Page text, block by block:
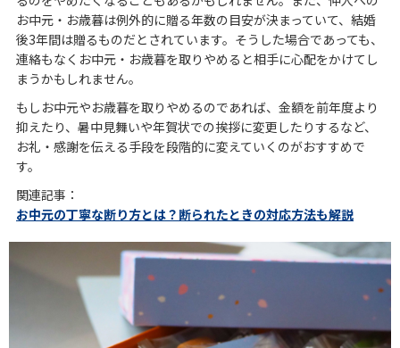
お中元・お歳暮は例外的に贈る年数の目安が決まっていて、結婚
後3年間は贈るものだとされています。そうした場合であっても、
連絡もなくお中元・お歳暮を取りやめると相手に心配をかけてし
まうかもしれません。
もしお中元やお歳暮を取りやめるのであれば、金額を前年度より
抑えたり、暑中見舞いや年賀状での挨拶に変更したりするなど、
お礼・感謝を伝える手段を段階的に変えていくのがおすすめで
す。
関連記事：
お中元の丁寧な断り方とは？断られたときの対応方法も解説